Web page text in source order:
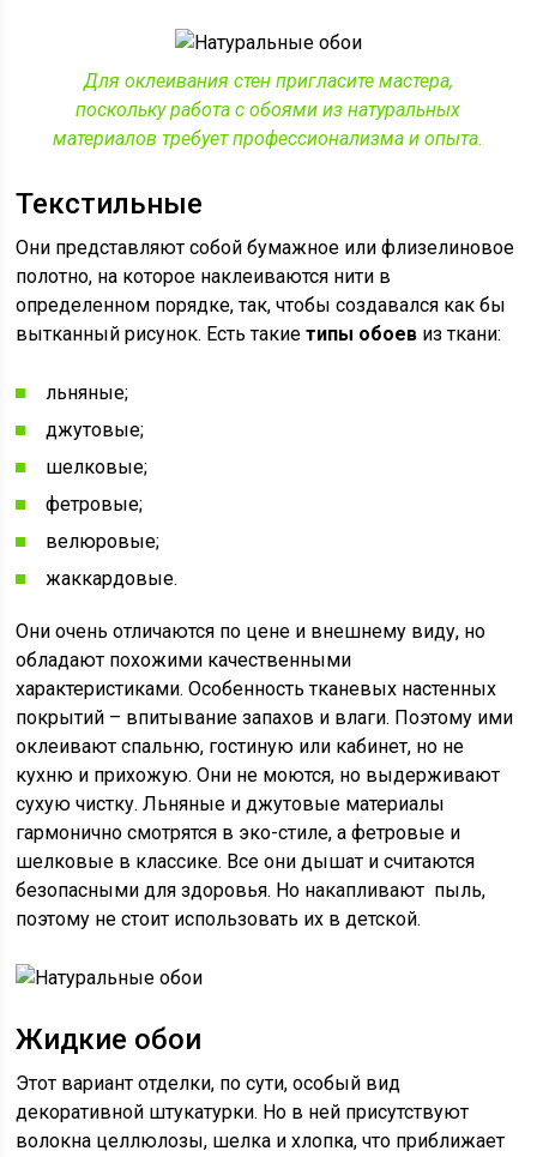
Для оклеивания стен пригласите мастера,
поскольку работа с обоями из натуральных
материалов требует профессионализма и опыта.
Текстильные
Они представляют собой бумажное или флизелиновое
полотно, на которое наклеиваются нити в
определенном порядке, так, чтобы создавался как бы
вытканный рисунок. Есть такиетипы обоев из ткани:
льняные;
джутовые;
шелковые;
фетровые;
велюровые;
жаккардовые.
Они очень отличаются по цене и внешнему виду, но
обладают похожими качественными
характеристиками. Особенность тканевых настенных
покрытий – впитывание запахов и влаги. Поэтому ими
оклеивают спальню, гостиную или кабинет, но не
кухню и прихожую. Они не моются, но выдерживают
сухую чистку. Льняные и джутовые материалы
гармонично смотрятся в эко-стиле, а фетровые и
шелковые в классике. Все они дышат и считаются
безопасными для здоровья. Но накапливают пыль,
поэтому не стоит использовать их в детской.
Жидкие обои
Этот вариант отделки, по сути, особый вид
декоративной штукатурки. Но в ней присутствуют
волокна целлюлозы, шелка и хлопка, что приближает